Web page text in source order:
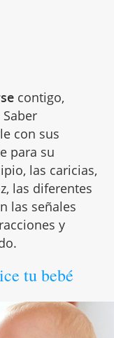
contigo,
con sus
para su
las caricias,
las diferentes
las señales
y
tu bebé